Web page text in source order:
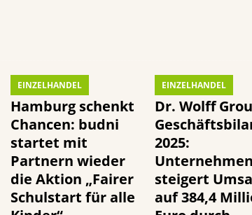
EINZELHANDEL
Hamburg schenkt
Chancen: budni
startet mit
Partnern wieder
die Aktion „Fairer
Schulstart für alle
EINZELHANDEL
Dr. Wolff
2025:
Unternehmen
steigert
auf 384,4